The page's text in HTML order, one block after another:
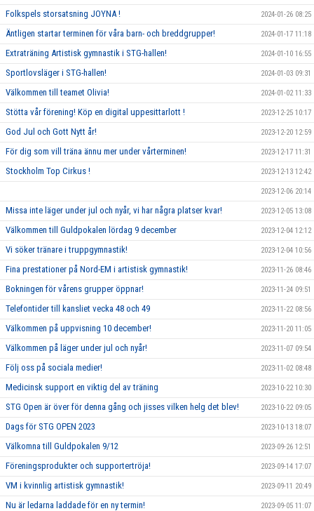
Folkspels storsatsning JOYNA ! 2024-01-26 08:25
Äntligen startar terminen för våra barn- och breddgrupper! 2024-01-17 11:18
Extraträning Artistisk gymnastik i STG-hallen! 2024-01-10 16:55
Sportlovsläger i STG-hallen! 2024-01-03 09:31
Välkommen till teamet Olivia! 2024-01-02 11:33
Stötta vår förening! Köp en digital uppesittarlott ! 2023-12-25 10:17
God Jul och Gott Nytt år! 2023-12-20 12:59
För dig som vill träna ännu mer under vårterminen! 2023-12-17 11:31
Stockholm Top Cirkus ! 2023-12-13 12:42
2023-12-06 20:14
Missa inte läger under jul och nyår, vi har några platser kvar! 2023-12-05 13:08
Välkommen till Guldpokalen lördag 9 december 2023-12-04 12:12
Vi söker tränare i truppgymnastik! 2023-12-04 10:56
Fina prestationer på Nord-EM i artistisk gymnastik! 2023-11-26 08:46
Bokningen för vårens grupper öppnar! 2023-11-24 09:51
Telefontider till kansliet vecka 48 och 49 2023-11-22 08:56
Välkommen på uppvisning 10 december! 2023-11-20 11:05
Välkommen på läger under jul och nyår! 2023-11-07 09:54
Följ oss på sociala medier! 2023-11-02 08:48
Medicinsk support en viktig del av träning 2023-10-22 10:30
STG Open är över för denna gång och jisses vilken helg det blev! 2023-10-22 09:05
Dags för STG OPEN 2023 2023-10-13 18:07
Välkomna till Guldpokalen 9/12 2023-09-26 12:51
Föreningsprodukter och supportertröja! 2023-09-14 17:07
VM i kvinnlig artistisk gymnastik! 2023-09-11 20:49
Nu är ledarna laddade för en ny termin! 2023-09-05 11:07